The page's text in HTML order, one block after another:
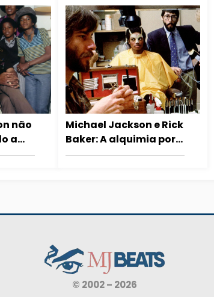
não
a
Michael Jackson e Rick
Baker: A alquimia por
trás de Thriller
© 2002 – 2026